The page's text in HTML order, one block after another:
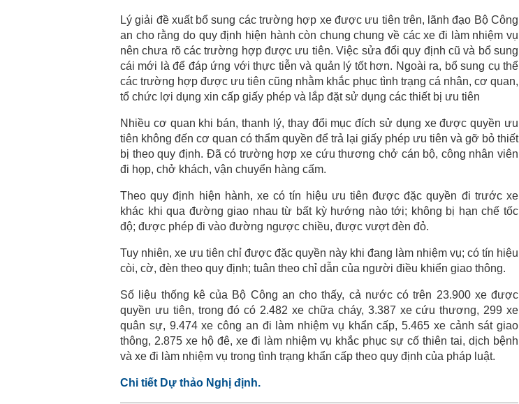
Lý giải đề xuất bổ sung các trường hợp xe được ưu tiên trên, lãnh đạo Bộ Công
an cho rằng do quy định hiện hành còn chung chung về các xe đi làm nhiệm vụ
nên chưa rõ các trường hợp được ưu tiên. Việc sửa đổi quy định cũ và bổ sung
cái mới là để đáp ứng với thực tiễn và quản lý tốt hơn. Ngoài ra, bổ sung cụ thể
các trường hợp được ưu tiên cũng nhằm khắc phục tình trạng cá nhân, cơ quan,
tổ chức lợi dụng xin cấp giấy phép và lắp đặt sử dụng các thiết bị ưu tiên
Nhiều cơ quan khi bán, thanh lý, thay đổi mục đích sử dụng xe được quyền ưu
tiên không đến cơ quan có thẩm quyền để trả lại giấy phép ưu tiên và gỡ bỏ thiết
bị theo quy định. Đã có trường hợp xe cứu thương chở cán bộ, công nhân viên
đi họp, chở khách, vận chuyển hàng cấm.
Theo quy định hiện hành, xe có tín hiệu ưu tiên được đặc quyền đi trước xe
khác khi qua đường giao nhau từ bất kỳ hướng nào tới; không bị hạn chế tốc
độ; được phép đi vào đường ngược chiều, được vượt đèn đỏ.
Tuy nhiên, xe ưu tiên chỉ được đặc quyền này khi đang làm nhiệm vụ; có tín hiệu
còi, cờ, đèn theo quy định; tuân theo chỉ dẫn của người điều khiển giao thông.
Số liệu thống kê của Bộ Công an cho thấy, cả nước có trên 23.900 xe được
quyền ưu tiên, trong đó có 2.482 xe chữa cháy, 3.387 xe cứu thương, 299 xe
quân sự, 9.474 xe công an đi làm nhiệm vụ khẩn cấp, 5.465 xe cảnh sát giao
thông, 2.875 xe hộ đê, xe đi làm nhiệm vụ khắc phục sự cố thiên tai, dịch bệnh
và xe đi làm nhiệm vụ trong tình trạng khẩn cấp theo quy định của pháp luật.
Chi tiết Dự thảo Nghị định.